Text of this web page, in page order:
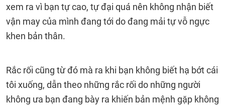
xem ra vì bạn tự cao, tự đại quá nên không nhận biết
vận may của mình đang tới do đang mải tự vỗ ngực
khen bản thân.
Rắc rối cũng từ đó mà ra khi bạn không biết hạ bớt cái
tôi xuống, dẫn theo những rắc rối do những người
không ưa bạn đang bày ra khiến bản mệnh gặp không